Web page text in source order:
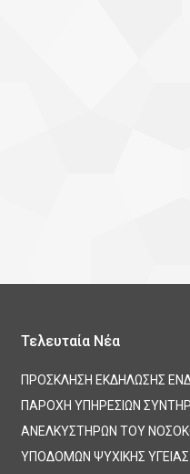
Τελευταία Νέα
ΠΡΟΣΚΛΗΣΗ ΕΚΔΗΛΩΣΗΣ
ΠΑΡΟΧΗ ΥΠΗΡΕΣΙΩΝ
ΑΝΕΛΚΥΣΤΗΡΩΝ ΤΟΥ
ΥΠΟΔΟΜΩΝ ΨΥΧΙΚΗΣ